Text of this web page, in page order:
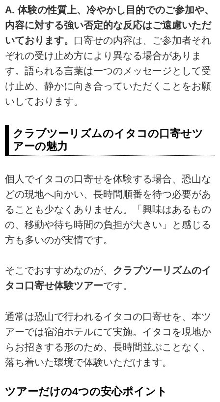
A. 体験の性質上、冷やかし目的でのご参加や、
内容に対する強い否定的な反応はご遠慮いただ
いております。 口寄せの内容は、ご参加者それ
ぞれの受け止め方により異なる場合がありま
す。語られる言葉は一つのメッセージとして受
け止め、静かに向き合っていただくことをお願
いしております。
クラブツーリズムのイタコの口寄せツ
アーの魅力
個人でイタコの口寄せを体験する場合、恐山な
どの現地へ向かい、長時間順番を待つ必要があ
ることも少なくありません。「興味はあるもの
の、移動や待ち時間の負担が大きい」と感じる
方も多いのが実情です。
そこでおすすめなのが、 クラブツーリズムのイ
タコ口寄せ体験ツアーです。
通常は恐山で行われるイタコの口寄せを、本ツ
アーでは宿泊ホテルにて実施。イタコを現地か
らお招きする形のため、長時間並ぶことなく、
落ち着いた環境で体験いただけます。
ツアーだけの4つの安心ポイント